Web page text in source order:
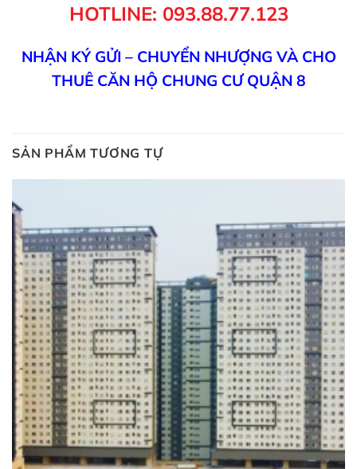
HOTLINE: 093.88.77.123
NHẬN KÝ GỬI – CHUYỂN NHƯỢNG VÀ CHO
THUÊ CĂN HỘ CHUNG CƯ QUẬN 8
SẢN PHẨM TƯƠNG TỰ